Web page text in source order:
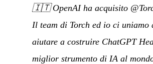
🇮🇹OpenAI ha acquisito
Il team di Torch ed io ci uniamo
aiutare a costruire ChatGPT
miglior strumento di IA al